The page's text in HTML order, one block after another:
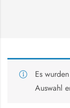
Es
Auswahl